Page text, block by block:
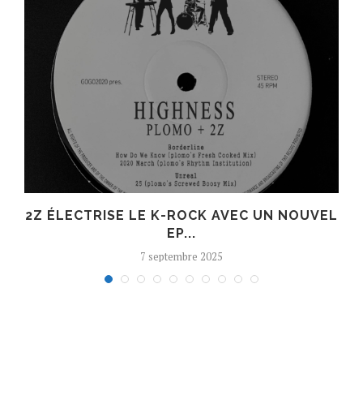
2Z ÉLECTRISE LE K-ROCK AVEC UN NOUVEL
EP...
7 septembre 2025